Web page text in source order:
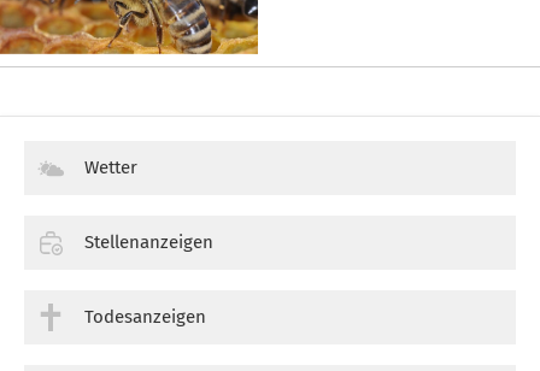
Wetter
Stellenanzeigen
Todesanzeigen